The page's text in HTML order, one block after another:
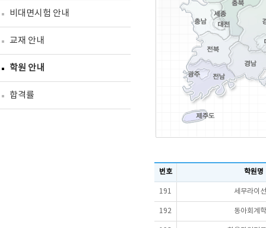
비대면시험 안내
교재 안내
학원 안내
합격률
번호 학원명
191 세무라이
192 동아회계